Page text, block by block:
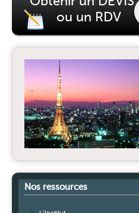
ou un RDV
Nos ressources